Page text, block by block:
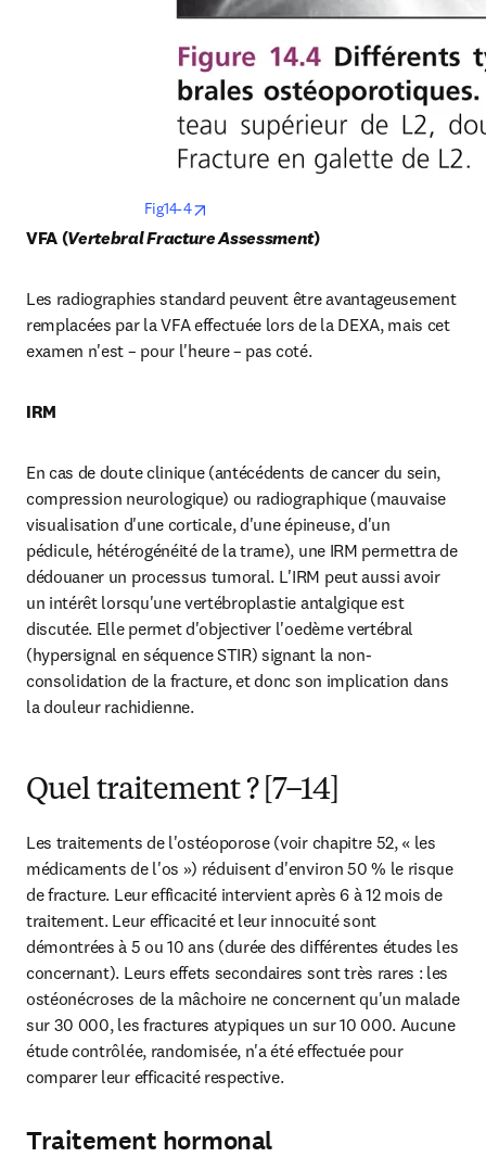
Fig14-4
VFA (Vertebral Fracture Assessment)
Les radiographies standard peuvent être avantageusement
remplacées par la VFA effectuée lors de la DEXA, mais cet
examen n'est – pour l'heure – pas coté.
IRM
En cas de doute clinique (antécédents de cancer du sein,
compression neurologique) ou radiographique (mauvaise
visualisation d'une corticale, d'une épineuse, d'un
pédicule, hétérogénéité de la trame), une IRM permettra de
dédouaner un processus tumoral. L'IRM peut aussi avoir
un intérêt lorsqu'une vertébroplastie antalgique est
discutée. Elle permet d'objectiver l'oedème vertébral
(hypersignal en séquence STIR) signant la non-
consolidation de la fracture, et donc son implication dans
la douleur rachidienne.
Quel traitement ? [7–14]
Les traitements de l'ostéoporose (voir chapitre 52, « les
médicaments de l'os ») réduisent d'environ 50 % le risque
de fracture. Leur efficacité intervient après 6 à 12 mois de
traitement. Leur efficacité et leur innocuité sont
démontrées à 5 ou 10 ans (durée des différentes études les
concernant). Leurs effets secondaires sont très rares : les
ostéonécroses de la mâchoire ne concernent qu'un malade
sur 30 000, les fractures atypiques un sur 10 000. Aucune
étude contrôlée, randomisée, n'a été effectuée pour
comparer leur efficacité respective.
Traitement hormonal